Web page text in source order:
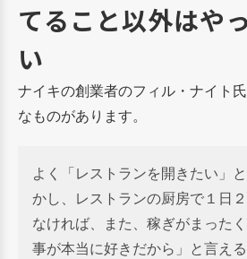
てること以外はや
い
ナイキの創業者のフィル・ナイト
なものがあります。
よく「レストランを開きたい」
かし、レストランの厨房で１日
なければ、また、稼ぎがまった
事が本当に好きだから」と言える